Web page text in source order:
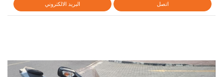
اتصل البريد الالكتروني